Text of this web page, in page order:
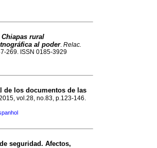
rural
al poder. Relac.
269. ISSN 0185-3929
de los documentos de las
vol.28, no.83, p.123-146.
seguridad. Afectos,